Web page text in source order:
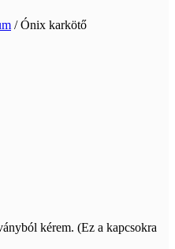
/ Ónix karkötő
kérem. (Ez a kapcsokra